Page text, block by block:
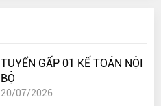
TUYỂN GẤP 01 KẾ TOÁN NỘI
BỘ
20/07/2026